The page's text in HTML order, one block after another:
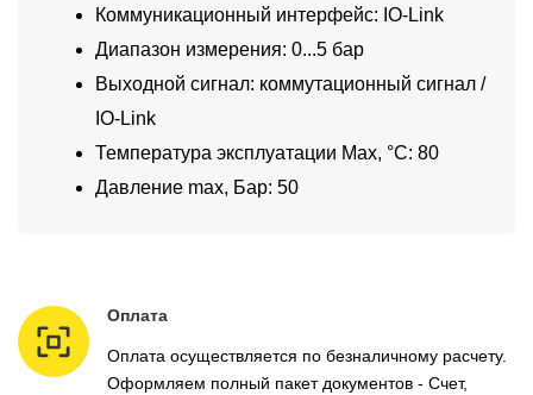
Коммуникационный интерфейс: IO-Link
Диапазон измерения: 0...5 бар
Выходной сигнал: коммутационный сигнал /
IO-Link
Температура эксплуатации Max, °C: 80
Давление max, Бар: 50
Оплата
Оплата осуществляется по безналичному расчету.
Оформляем полный пакет документов - Счет,